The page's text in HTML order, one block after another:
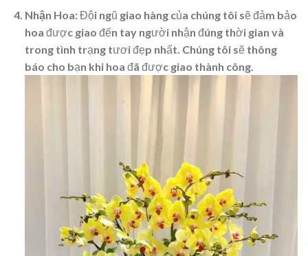
Nhận Hoa: Đội ngũ giao hàng của chúng tôi sẽ đảm bảo
hoa được giao đến tay người nhận đúng thời gian và
trong tình trạng tươi đẹp nhất. Chúng tôi sẽ thông
báo cho bạn khi hoa đã được giao thành công.